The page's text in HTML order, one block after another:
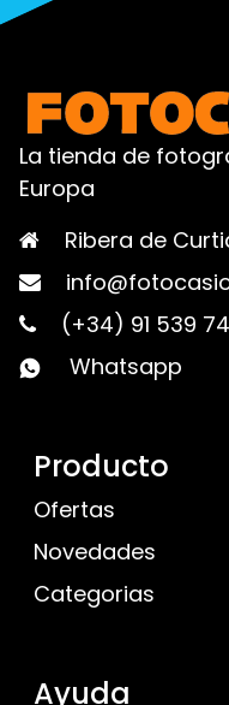
La tienda de
Europa
Ribera de
(+34) 91 539
Whatsapp
Producto
Ofertas
Novedades
Categorias
Ayuda